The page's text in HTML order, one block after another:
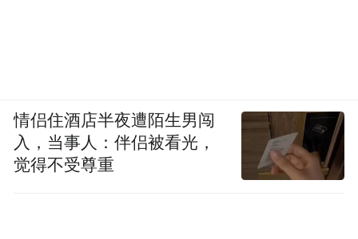
情侣住酒店半夜遭陌生男闯
入，当事人：伴侣被看光，
觉得不受尊重